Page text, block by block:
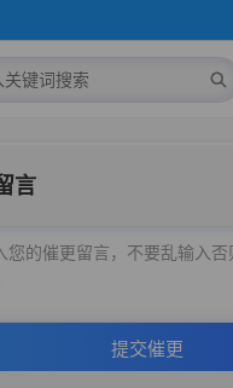
言
提交催更